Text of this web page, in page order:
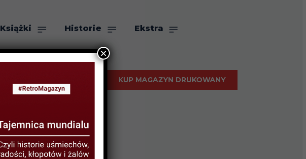
Książki Historie Ekstra
KUP MAGAZYN DRUKOWANY
×